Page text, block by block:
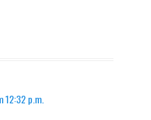
12:32 p.m.